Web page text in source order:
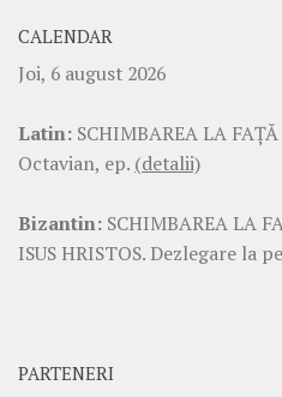
CALENDAR
Joi, 6 august 2026
Latin: SCHIMBAREA LA
Octavian, ep. (detalii)
Bizantin: SCHIMBAREA LA
ISUS HRISTOS. Dezlegare la
PARTENERI